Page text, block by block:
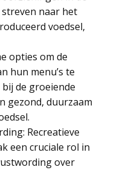
naar het
voedsel,
opties om de
hun menu’s te
de groeiende
gezond, duurzaam
Recreatieve
een cruciale rol in
over